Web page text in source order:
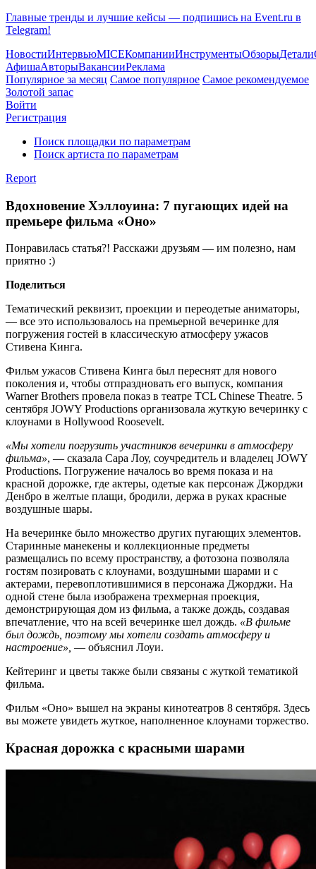
Главные тренды и лучшие кейсы — подпишись на Event.ru в
Telegram!
НовостиИнтервьюMICEКомпанииИнструментыОбзорыДетали
АфишаАвторыВакансииРеклама
Популярное за месяц Самое популярное Самое рекомендуемое
Золотой запас
Войти
Регистрация
Поиск площадки по параметрам
Поиск артиста по параметрам
Report
Вдохновение Хэллоуина: 7 пугающих идей на
премьере фильма «Оно»
Понравилась статья?! Расскажи друзьям — им полезно, нам
приятно :)
Поделиться
Тематический реквизит, проекции и переодетые аниматоры,
— все это использовалось на премьерной вечеринке для
погружения гостей в классическую атмосферу ужасов
Стивена Кинга.
Фильм ужасов Стивена Кинга был переснят для нового
поколения и, чтобы отпраздновать его выпуск, компания
Warner Brothers провела показ в театре TCL Chinese Theatre. 5
сентября JOWY Productions организовала жуткую вечеринку с
клоунами в Hollywood Roosevelt.
«Мы хотели погрузить участников вечеринки в атмосферу
фильма», — сказала Сара Лоу, соучредитель и владелец JOWY
Productions. Погружение началось во время показа и на
красной дорожке, где актеры, одетые как персонаж Джорджи
Денбро в желтые плащи, бродили, держа в руках красные
воздушные шары.
На вечеринке было множество других пугающих элементов.
Старинные манекены и коллекционные предметы
размещались по всему пространству, а фотозона позволяла
гостям позировать с клоунами, воздушными шарами и с
актерами, перевоплотившимися в персонажа Джорджи. На
одной стене была изображена трехмерная проекция,
демонстрирующая дом из фильма, а также дождь, создавая
впечатление, что на всей вечеринке шел дождь. «В фильме
был дождь, поэтому мы хотели создать атмосферу и
настроение», — объяснил Лоуи.
Кейтеринг и цветы также были связаны с жуткой тематикой
фильма.
Фильм «Оно» вышел на экраны кинотеатров 8 сентября. Здесь
вы можете увидеть жуткое, наполненное клоунами торжество.
Красная дорожка с красными шарами